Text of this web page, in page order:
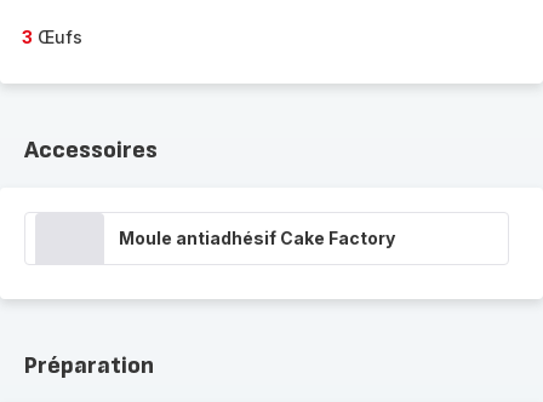
3 Œufs
Accessoires
Moule antiadhésif Cake Factory
Préparation